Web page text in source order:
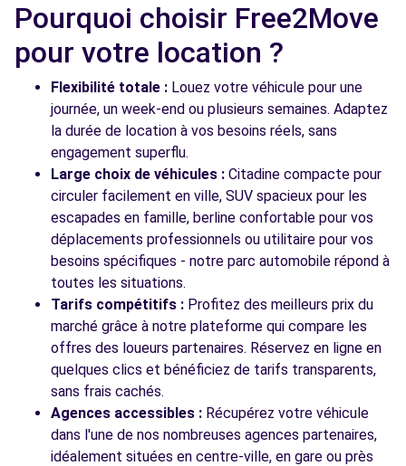
119 RUE DES SUISSES
NANTERRE, 92000
Voir toutes les agences
Pourquoi choisir Free2Move
pour votre location ?
Flexibilité totale : Louez votre véhicule pour une
journée, un week-end ou plusieurs semaines. Adaptez
la durée de location à vos besoins réels, sans
engagement superflu.
Large choix de véhicules : Citadine compacte pour
circuler facilement en ville, SUV spacieux pour les
escapades en famille, berline confortable pour vos
déplacements professionnels ou utilitaire pour vos
besoins spécifiques - notre parc automobile répond à
toutes les situations.
Tarifs compétitifs : Profitez des meilleurs prix du
marché grâce à notre plateforme qui compare les
offres des loueurs partenaires. Réservez en ligne en
quelques clics et bénéficiez de tarifs transparents,
sans frais cachés.
Agences accessibles : Récupérez votre véhicule
dans l'une de nos nombreuses agences partenaires,
idéalement situées en centre-ville, en gare ou près